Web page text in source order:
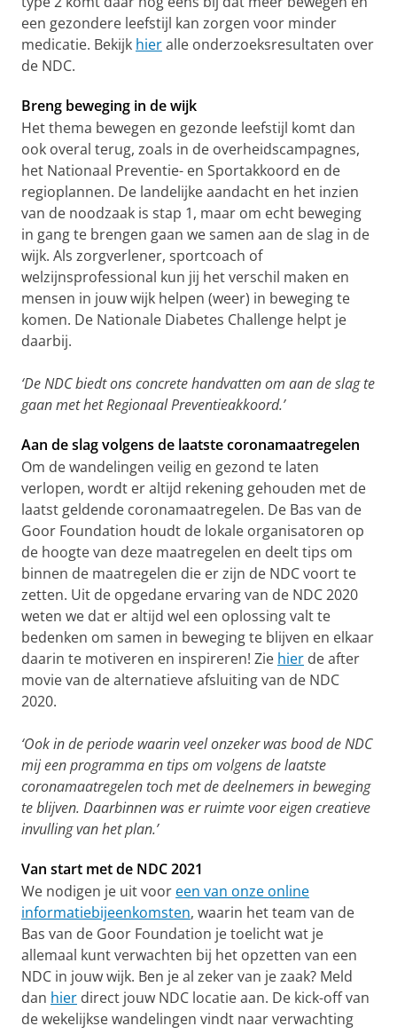
een gezondere leefstijl kan zorgen voor minder
medicatie. Bekijk hieralle onderzoeksresultaten over
de NDC.
Breng beweging in de wijk
Het thema bewegen en gezonde leefstijl komt dan
ook overal terug, zoals in de overheidscampagnes,
het Nationaal Preventie- en Sportakkoord en de
regioplannen. De landelijke aandacht en het inzien
van de noodzaak is stap 1, maar om echt beweging
in gang te brengen gaan we samen aan de slag in de
wijk. Als zorgverlener, sportcoach of
welzijnsprofessional kun jij het verschil maken en
mensen in jouw wijk helpen (weer) in beweging te
komen. De Nationale Diabetes Challenge helpt je
daarbij.
‘De NDC biedt ons concrete handvatten om aan de slag te
gaan met het Regionaal Preventieakkoord.’
Aan de slag volgens de laatste coronamaatregelen
Om de wandelingen veilig en gezond te laten
verlopen, wordt er altijd rekening gehouden met de
laatst geldende coronamaatregelen. De Bas van de
Goor Foundation houdt de lokale organisatoren op
de hoogte van deze maatregelen en deelt tips om
binnen de maatregelen die er zijn de NDC voort te
zetten. Uit de opgedane ervaring van de NDC 2020
weten we dat er altijd wel een oplossing valt te
bedenken om samen in beweging te blijven en elkaar
daarin te motiveren en inspireren! Zie hier de after
movie van de alternatieve afsluiting van de NDC
2020.
‘Ook in de periode waarin veel onzeker was bood de NDC
mij een programma en tips om volgens de laatste
coronamaatregelen toch met de deelnemers in beweging
te blijven. Daarbinnen was er ruimte voor eigen creatieve
invulling van het plan.’
Van start met de NDC 2021
We nodigen je uit voor een van onze online
informatiebijeenkomsten, waarin het team van de
Bas van de Goor Foundation je toelicht wat je
allemaal kunt verwachten bij het opzetten van een
NDC in jouw wijk. Ben je al zeker van je zaak? Meld
dan hier direct jouw NDC locatie aan. De kick-off van
de wekelijkse wandelingen vindt naar verwachting